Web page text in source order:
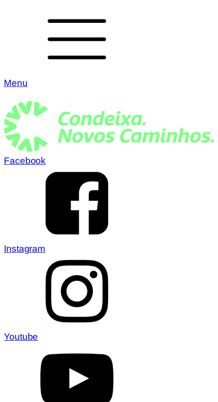
Menu
Facebook
Instagram
Youtube